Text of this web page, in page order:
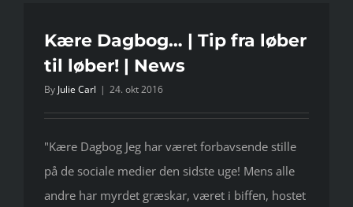
Kære Dagbog… | Tip fra løber
til løber! | News
By Julie Carl | 24. okt 2016
"Kære Dagbog Jeg har været forbavsende stille
på de sociale medier den sidste uge! Mens alle
andre har myrdet græskar, været i biffen, hostet